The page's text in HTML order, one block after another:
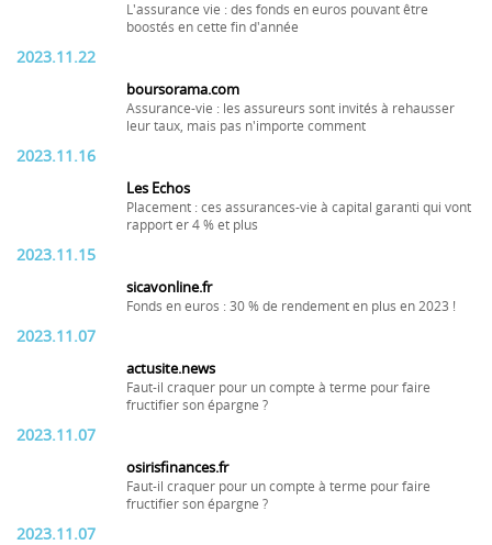
L'assurance vie : des fonds en euros pouvant être
boostés en cette fin d'année
2023.11.22
boursorama.com
Assurance-vie : les assureurs sont invités à rehausser
leur taux, mais pas n'importe comment
2023.11.16
Les Echos
Placement : ces assurances-vie à capital garanti qui vont
rapport er 4 % et plus
2023.11.15
sicavonline.fr
Fonds en euros : 30 % de rendement en plus en 2023 !
2023.11.07
actusite.news
Faut-il craquer pour un compte à terme pour faire
fructifier son épargne ?
2023.11.07
osirisfinances.fr
Faut-il craquer pour un compte à terme pour faire
fructifier son épargne ?
2023.11.07